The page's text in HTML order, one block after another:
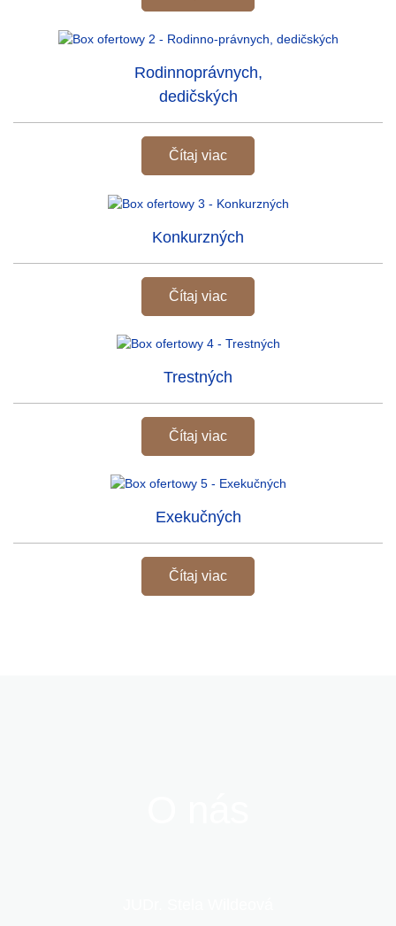
Rodinnoprávnych,
dedičských
Čítaj viac
Konkurzných
Čítaj viac
Trestných
Čítaj viac
Exekučných
Čítaj viac